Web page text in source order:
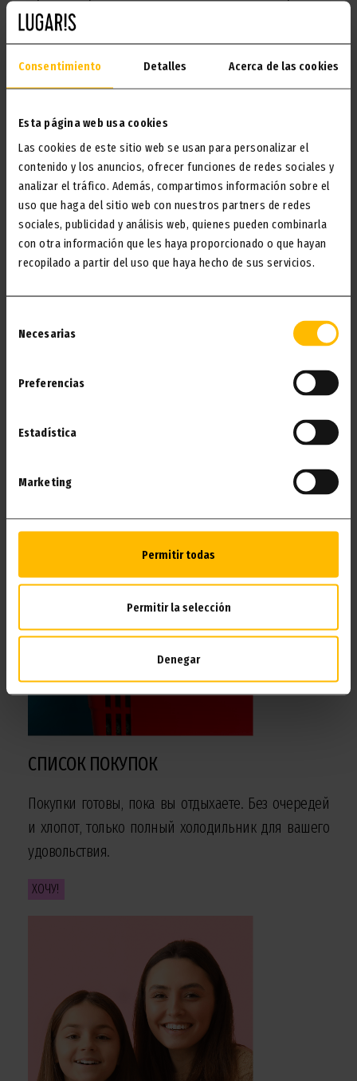
Consentimiento Detalles Acerca de las cookies
Esta página web usa cookies
Las cookies de este sitio web se usan para personalizar el
contenido y los anuncios, ofrecer funciones de redes sociales y
analizar el tráfico. Además, compartimos información sobre el
uso que haga del sitio web con nuestros partners de redes
sociales, publicidad y análisis web, quienes pueden combinarla
con otra información que les haya proporcionado o que hayan
recopilado a partir del uso que haya hecho de sus servicios.
Necesarias
Preferencias
Estadística
Marketing
Permitir todas
Permitir la selección
Denegar
место для сна, чтобы ваш ребенок мог с комфортом
отдохнуть.
Для наших маленьких гостей у нас есть детская
ванночка, которая сделает купание простым,
ХОЧУ!
СПИСОК ПОКУПОК
Покупки готовы, пока вы отдыхаете. Без очередей
и хлопот, только полный холодильник для вашего
удовольствия.
ХОЧУ!